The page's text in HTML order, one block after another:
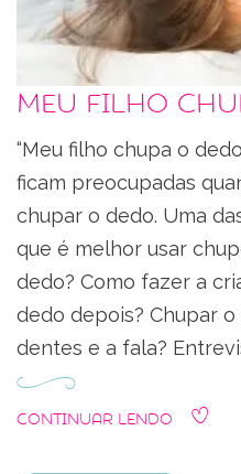
Meu filho
“Meu filho chupa o
ficam preocupadas
chupar o dedo. Uma
que é melhor usar
dedo? Como fazer a
dedo depois? Chupar
dentes e a fala?
Continuar Lendo